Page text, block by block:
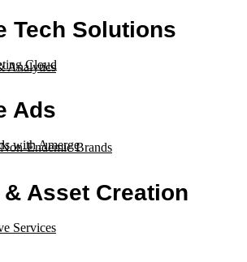
Tech Solutions
Cloud
Analytics
Ads
with Amerge
Endemic Brands
Asset Creation
Services